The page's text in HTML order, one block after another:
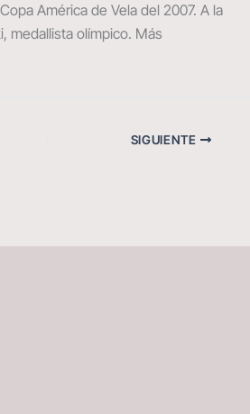
América de Vela del 2007. A la
medallista olímpico. Más
SIGUIENTE